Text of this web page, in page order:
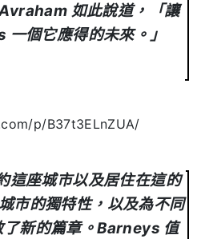
如此說道，「讓
一個它應得的未來。」
p/B37t3ELnZUA/
這座城市以及居住在這的
市的獨特性，以及為不同
新的篇章。Barneys 值